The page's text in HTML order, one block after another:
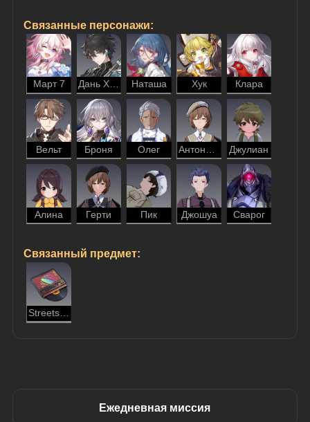
Связанные персонажи:
Март 7 Дань Хэн Наташа Хук Клара
Вельт Броня Олег Джулиан
Алина Герти Пик Джошуа Сварог
Связанный предмет:
Streets Abuzz
Ежедневная миссия